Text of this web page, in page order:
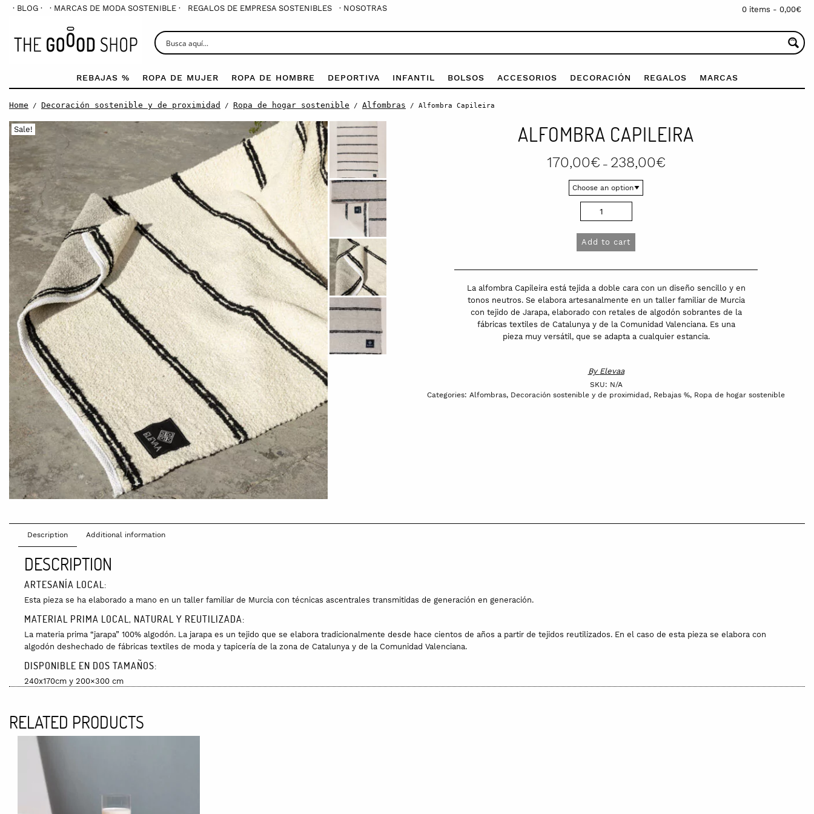
· BLOG · · MARCAS DE MODA SOSTENIBLE · REGALOS DE EMPRESA SOSTENIBLES · NOSOTRAS 0 items - 0,00€
REBAJAS % ROPA DE MUJER ROPA DE HOMBRE DEPORTIVA INFANTIL BOLSOS ACCESORIOS DECORACIÓN REGALOS MARCAS
Home / Decoración sostenible y de proximidad / Ropa de hogar sostenible / Alfombras / Alfombra Capileira
Sale! ALFOMBRA CAPILEIRA
170,00€ – 238,00€range:
Add to cart
La alfombra Capileira está tejida a doble cara con un diseño sencillo y en
tonos neutros. Se elabora artesanalmente en un taller familiar de Murcia
con tejido de Jarapa, elaborado con retales de algodón sobrantes de la
fábricas textiles de Catalunya y de la Comunidad Valenciana. Es una
pieza muy versátil, que se adapta a cualquier estancia.
By Elevaa
SKU: N/A
Categories: Alfombras, Decoración sostenible y de proximidad, Rebajas %, Ropa de hogar sostenible
Description Additional information
DESCRIPTION
ARTESANÍA LOCAL:
Esta pieza se ha elaborado a mano en un taller familiar de Murcia con técnicas ascentrales transmitidas de generación en generación.
MATERIAL PRIMA LOCAL, NATURAL Y REUTILIZADA:
La materia prima “jarapa” 100% algodón. La jarapa es un tejido que se elabora tradicionalmente desde hace cientos de años a partir de tejidos reutilizados. En el caso de esta pieza se elabora con
algodón deshechado de fábricas textiles de moda y tapicería de la zona de Catalunya y de la Comunidad Valenciana.
DISPONIBLE EN DOS TAMAÑOS:
240x170cm y 200×300 cm
Se puede lavar a máquina a máximo 30º con centrifugado corto. Se recomienda secar al aire libre sin sol directo.
PACKAGING:
Va envuelta en papel en papel kraft y/o papel kraft nido de abeja, en caja de cartón y sin plástico.
RELATED PRODUCTS